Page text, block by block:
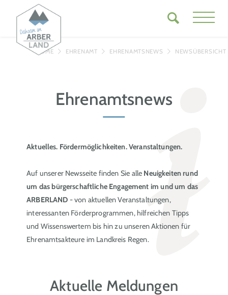
HOME EHRENAMT EHRENAMTSNEWS NEWSÜBERSICHT
Ehrenamtsnews
Aktuelles. Fördermöglichkeiten. Veranstaltungen.
Auf unserer Newsseite finden Sie alle Neuigkeiten rund
um das bürgerschaftliche Engagement im und um das
ARBERLAND - von aktuellen Veranstaltungen,
interessanten Förderprogrammen, hilfreichen Tipps
und Wissenswertem bis hin zu unseren Aktionen für
Ehrenamtsakteure im Landkreis Regen.
Aktuelle Meldungen